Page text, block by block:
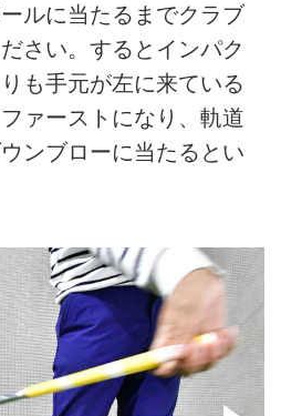
ルに当たるまでクラブ
さい。するとインパク
も手元が左に来ている
ァーストになり、軌道
ンブローに当たるとい